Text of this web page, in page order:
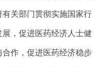
关部门贯彻实施国家行
，促进医药经济人士健
作，促进医药经济稳步